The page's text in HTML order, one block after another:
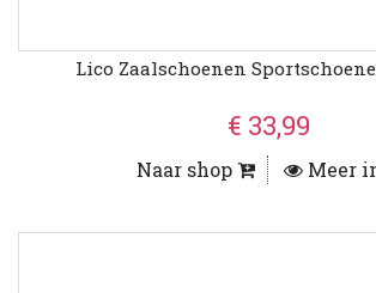
Lico Zaalschoenen
€ 33,99
Naar shop Meer